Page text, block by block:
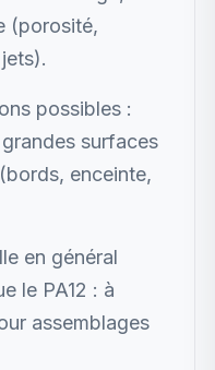
(porosité,
possibles :
surfaces
enceinte,
en général
le PA12 : à
assemblages